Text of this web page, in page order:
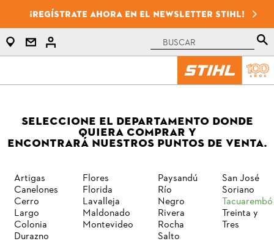
¡Regístrate ahora en el newsletter STIHL!
SELECCIONE EL DEPARTAMENTO DONDE
QUIERA COMPRAR Y
ENCONTRARÁ NUESTROS PUNTOS DE VENTA.
Artigas
Canelones
Cerro
Largo
Colonia
Durazno
Flores
Florida
Lavalleja
Maldonado
Montevideo
Paysandú
Río
Negro
Rivera
Rocha
Salto
San José
Soriano
Tacuarembó
Treinta y
Tres